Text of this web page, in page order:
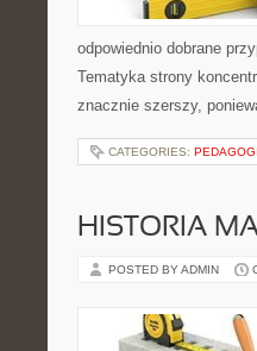
odpowiednio dobrane
Tematyka strony
znacznie szerszy,
CATEGORIES:
HISTORIA
POSTED BY ADMIN